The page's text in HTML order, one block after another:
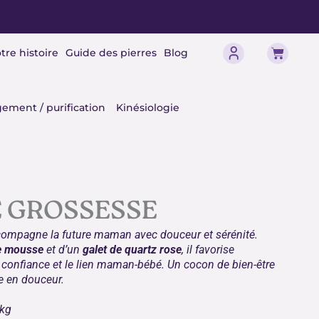
histoire Guide des pierres Blog Panier
/ purification Kinésiologie
la future maman avec douceur et sérénité.
mousseet d’un galet de quartz rose, il favorise
et le lien maman-bébé. Un cocon de bien-être
en douceur.